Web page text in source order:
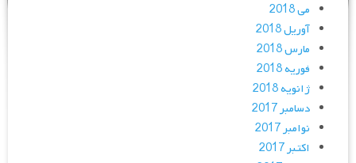
می 2018
آوریل 2018
مارس 2018
فوریه 2018
ژانویه 2018
دسامبر 2017
نوامبر 2017
اکتبر 2017